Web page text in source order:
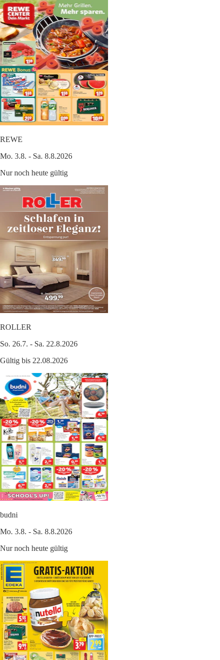
REWE
Mo. 3.8. - Sa. 8.8.2026
Nur noch heute gültig
ROLLER
So. 26.7. - Sa. 22.8.2026
Gültig bis 22.08.2026
budni
Mo. 3.8. - Sa. 8.8.2026
Nur noch heute gültig